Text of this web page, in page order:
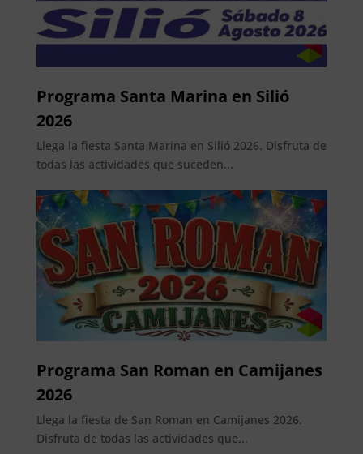
Programa Santa Marina en Silió
2026
Llega la fiesta Santa Marina en Silió 2026. Disfruta de
todas las actividades que suceden...
Programa San Roman en Camijanes
2026
Llega la fiesta de San Roman en Camijanes 2026.
Disfruta de todas las actividades que...